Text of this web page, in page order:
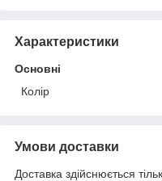
Характеристики
Основні
Колір
Умови доставки
Доставка здійснюється